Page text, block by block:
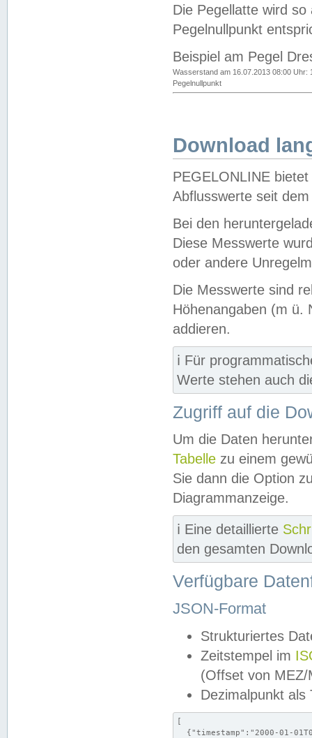
Die Pegellatte wird
Pegelnullpunkt
Beispiel am Pegel
Wasserstand am 16.07.2013 08:00 Uhr:
Pegelnullpunkt
Download
PEGELONLINE
Abflusswerte seit
Bei den
Diese Messwerte
oder andere
Die Messwerte sind
Höhenangaben (m ü.
addieren.
ℹ️ Für
Werte stehen auch
Zugriff auf die
Um die Daten
Tabelle zu einem
Sie dann die Option
Diagrammanzeige.
ℹ️ Eine detaillierte
den gesamten
Verfügbare
JSON-Format
Strukturiertes
Zeitstempel im
(Offset von MEZ/
Dezimalpunkt als
[
{"timestamp":"2000-01-